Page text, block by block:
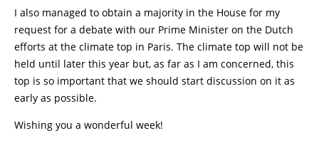
I also managed to obtain a majority in the House for my
request for a debate with our Prime Minister on the Dutch
efforts at the climate top in Paris. The climate top will not be
held until later this year but, as far as I am concerned, this
top is so important that we should start discussion on it as
early as possible.
Wishing you a wonderful week!